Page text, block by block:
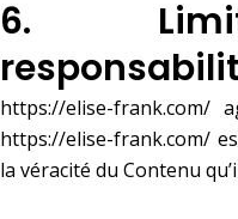
6.
https://elise-frank.com/
https://elise-frank.com/
la véracité du Contenu